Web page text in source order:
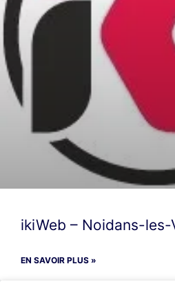
ikiWeb – Noidans-les-
EN SAVOIR PLUS »